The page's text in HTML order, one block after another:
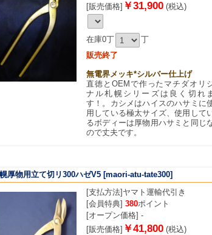
[販売価格] ￥31,900(税込)
在庫0丁
丁
販売終了
無電界メッキ*シルバー仕上げ
直徳とOEMで作ったマチダオリ
ナル札幌シリーズは良く切れま
す！。カシメはハイスのハサミに
用している極太サイズ、使用して
るボディーは厚物用ハサミと同じ
ので丈夫です。
厚物用立て切リ300ハゼV5 [maori-atu-tate300]
[支払方法] ヤマト運輸代引き
[会員特典] 380ポイント
[オープン価格] -
[販売価格] ￥41,800(税込)